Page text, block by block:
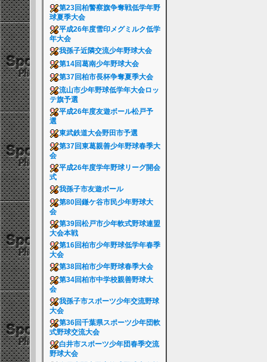
第23回柏警察旗争奪戦低学年野
球夏季大会
平成26年度雪印メグミルク低学
年大会
我孫子近隣交流少年野球大会
第14回葛南少年野球大会
第37回柏市長杯争奪夏季大会
流山市少年野球低学年大会ロッ
テ旗予選
平成26年度友遊ボール松戸予
選
東武鉄道大会野田市予選
第37回東葛親善少年野球春季大
会
平成26年度学年野球リーグ開会
式
我孫子市友遊ボール
第80回鎌ケ谷市民少年野球大
会
第39回松戸市少年軟式野球連盟
大会本戦
第16回柏市少年野球低学年春季
大会
第38回柏市少年野球春季大会
第34回柏市中学校親善野球大
会
我孫子市スポーツ少年交流野球
大会
第36回千葉県スポーツ少年団軟
式野球交流大会
白井市スポーツ少年団春季交流
野球大会